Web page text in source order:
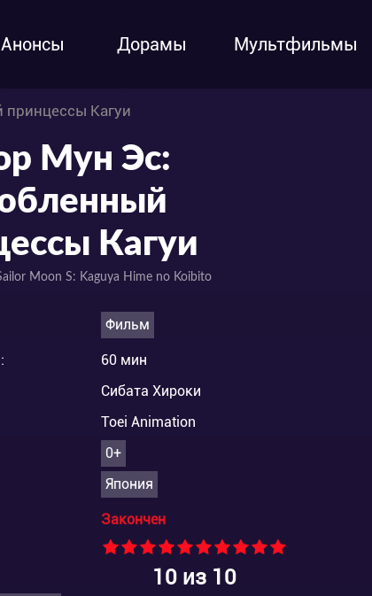
Анонсы Дорамы Мультфильмы
Кагуи
Мун Эс:
Кагуи
Moon S: Kaguya Hime no Koibito
Фильм
60 мин
Сибата Хироки
Toei Animation
0+
Япония
Закончен
10из 10